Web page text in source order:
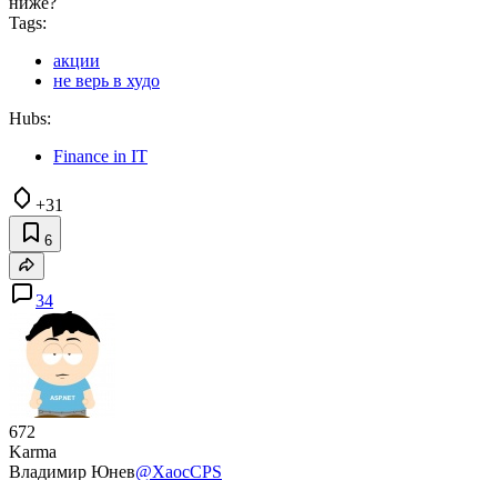
Tags:
акции
не верь в худо
Hubs:
Finance in IT
+31
6
34
672
Karma
Владимир Юнев@XaocCPS